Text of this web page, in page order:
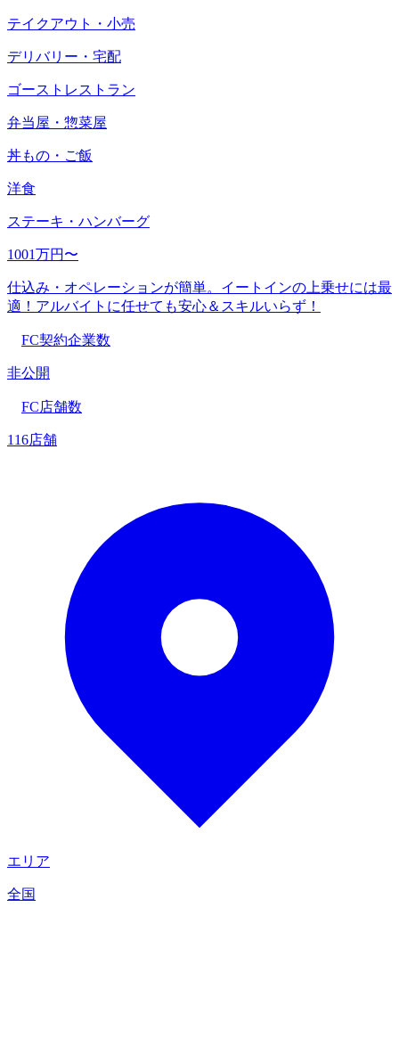
テイクアウト・小売
デリバリー・宅配
ゴーストレストラン
弁当屋・惣菜屋
丼もの・ご飯
洋食
ステーキ・ハンバーグ
1001万円〜
仕込み・オペレーションが簡単。イートインの上乗せには最
適！アルバイトに任せても安心＆スキルいらず！
FC契約企業数
非公開
FC店舗数
116店舗
エリア
全国